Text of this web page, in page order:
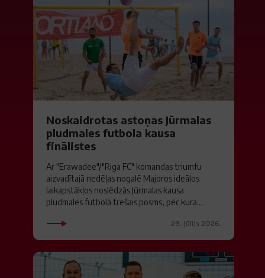
Noskaidrotas astoņas Jūrmalas
pludmales futbola kausa
finālistes
Ar "Erawadee"/"Riga FC" komandas triumfu
aizvadītajā nedēļas nogalē Majoros ideālos
laikapstākļos noslēdzās Jūrmalas kausa
pludmales futbolā trešais posms, pēc kura...
29. jūlijs 2026.